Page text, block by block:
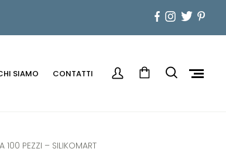
SIAMO CONTATTI
100 PEZZI – SILIKOMART